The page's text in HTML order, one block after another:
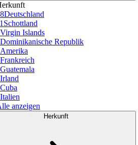
Deutschland
Schottland
Virgin Islands
Dominikanische Republik
Amerika
Frankreich
Guatemala
Irland
Cuba
Italien
anzeigen
Herkunft